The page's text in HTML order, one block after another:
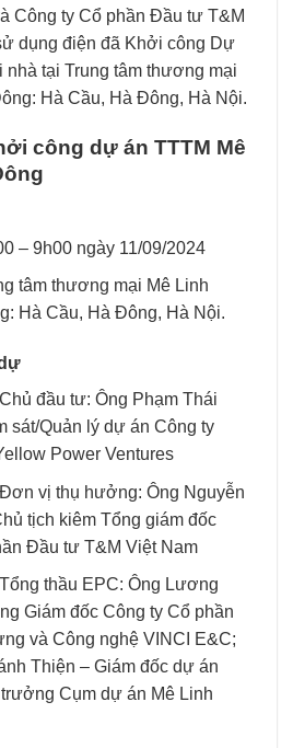
Công ty Cổ phần Đầu tư T&M
dụng điện đã Khởi công Dự
tại Trung tâm thương mại
Hà Cầu, Hà Đông, Hà Nội.
công dự án TTTM Mê
– 9h00 ngày 11/09/2024
tâm thương mại Mê Linh
Hà Cầu, Hà Đông, Hà Nội.
đầu tư: Ông Phạm Thái
sát/Quản lý dự án Công ty
Power Ventures
vị thụ hưởng: Ông Nguyễn
tịch kiêm Tổng giám đốc
Đầu tư T&M Việt Nam
thầu EPC: Ông Lương
Giám đốc Công ty Cổ phần
và Công nghệ VINCI E&C;
Thiện – Giám đốc dự án
Cụm dự án Mê Linh